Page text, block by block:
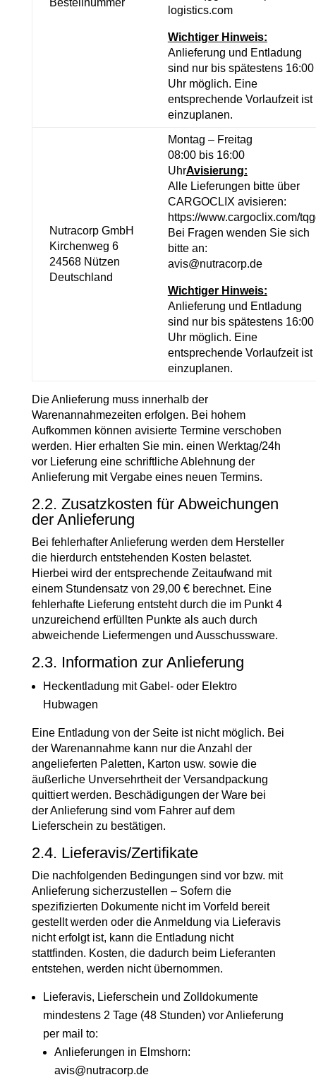
Bestellnummer
logistics.com
Wichtiger Hinweis:
Anlieferung und Entladung
sind nur bis spätestens 16:00
Uhr möglich. Eine
entsprechende Vorlaufzeit ist
einzuplanen.
Nutracorp GmbH
Kirchenweg 6
24568 Nützen
Deutschland
Montag – Freitag
08:00 bis 16:00
UhrAvisierung:
Alle Lieferungen bitte über
CARGOCLIX avisieren:
https://www.cargoclix.com/
Bei Fragen wenden Sie sich
bitte an:
avis@nutracorp.de
Wichtiger Hinweis:
Anlieferung und Entladung
sind nur bis spätestens 16:00
Uhr möglich. Eine
entsprechende Vorlaufzeit ist
einzuplanen.
Die Anlieferung muss innerhalb der
Warenannahmezeiten erfolgen. Bei hohem
Aufkommen können avisierte Termine verschoben
werden. Hier erhalten Sie min. einen Werktag/24h
vor Lieferung eine schriftliche Ablehnung der
Anlieferung mit Vergabe eines neuen Termins.
2.2. Zusatzkosten für Abweichungen
der Anlieferung
Bei fehlerhafter Anlieferung werden dem Hersteller
die hierdurch entstehenden Kosten belastet.
Hierbei wird der entsprechende Zeitaufwand mit
einem Stundensatz von 29,00 € berechnet. Eine
fehlerhafte Lieferung entsteht durch die im Punkt 4
unzureichend erfüllten Punkte als auch durch
abweichende Liefermengen und Ausschussware.
2.3. Information zur Anlieferung
Heckentladung mit Gabel- oder Elektro
Hubwagen
Eine Entladung von der Seite ist nicht möglich. Bei
der Warenannahme kann nur die Anzahl der
angelieferten Paletten, Karton usw. sowie die
äußerliche Unversehrtheit der Versandpackung
quittiert werden. Beschädigungen der Ware bei
der Anlieferung sind vom Fahrer auf dem
Lieferschein zu bestätigen.
2.4. Lieferavis/Zertifikate
Die nachfolgenden Bedingungen sind vor bzw. mit
Anlieferung sicherzustellen – Sofern die
spezifizierten Dokumente nicht im Vorfeld bereit
gestellt werden oder die Anmeldung via Lieferavis
nicht erfolgt ist, kann die Entladung nicht
stattfinden. Kosten, die dadurch beim Lieferanten
entstehen, werden nicht übernommen.
Lieferavis, Lieferschein und Zolldokumente
mindestens 2 Tage (48 Stunden) vor Anlieferung
per mail to:
Anlieferungen in Elmshorn:
avis@nutracorp.de